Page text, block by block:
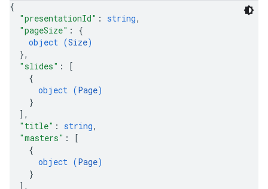
{
"presentationId" : string,
"pageSize" : {
object (Size)
},
"slides" :
[
{
object (Page)
}
] ,
"title" : string,
"masters" :
[
{
object (Page)
}
] ,